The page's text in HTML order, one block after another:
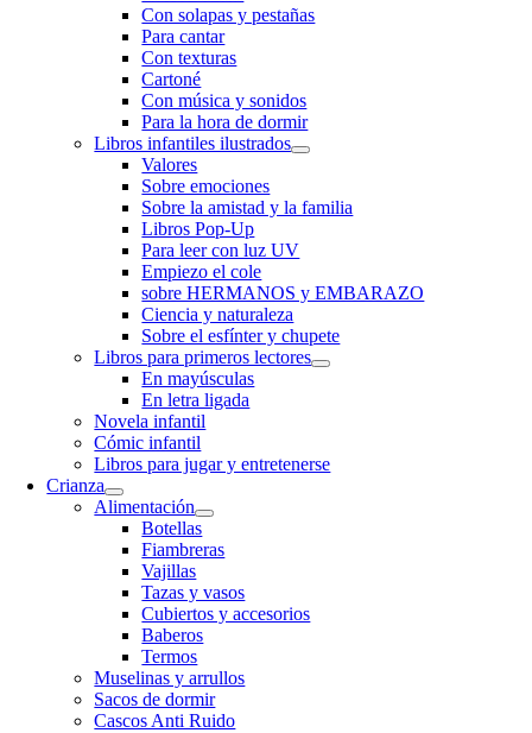
Con solapas y pestañas
Para cantar
Con texturas
Cartoné
Con música y sonidos
Para la hora de dormir
Libros infantiles ilustrados
Valores
Sobre emociones
Sobre la amistad y la familia
Libros Pop-Up
Para leer con luz UV
Empiezo el cole
sobre HERMANOS y EMBARAZO
Ciencia y naturaleza
Sobre el esfínter y chupete
Libros para primeros lectores
En mayúsculas
En letra ligada
Novela infantil
Cómic infantil
Libros para jugar y entretenerse
Crianza
Alimentación
Botellas
Fiambreras
Vajillas
Tazas y vasos
Cubiertos y accesorios
Baberos
Termos
Muselinas y arrullos
Sacos de dormir
Cascos Anti Ruido